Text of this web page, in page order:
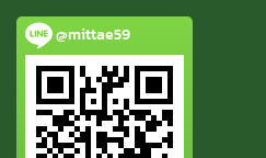
@mittae59